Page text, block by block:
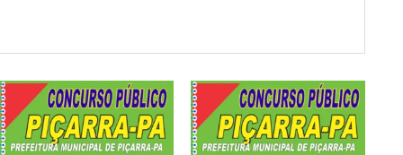
Add to
wishlist
Add to
wishlist